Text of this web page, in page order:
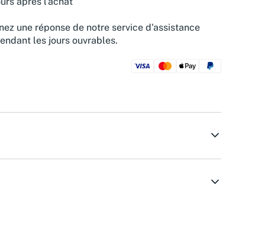
une réponse de notre service d'assistance
les jours ouvrables.